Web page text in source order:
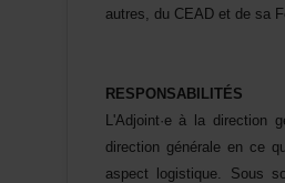
RESPONSABILITÉS